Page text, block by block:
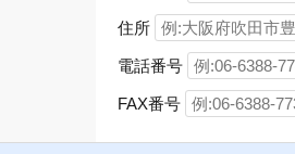
住所
電話番号
FAX番号